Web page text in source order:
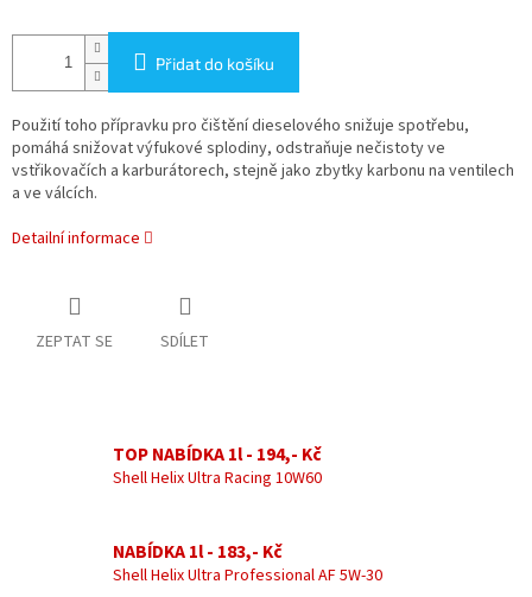
Přidat do košíku
Použití toho přípravku pro čištění dieselového snižuje spotřebu,
pomáhá snižovat výfukové splodiny, odstraňuje nečistoty ve
vstřikovačích a karburátorech, stejně jako zbytky karbonu na ventilech
a ve válcích.
Detailní informace
ZEPTAT SE SDÍLET
TOP NABÍDKA 1l - 194,- Kč
Shell Helix Ultra Racing 10W60
NABÍDKA 1l - 183,- Kč
Shell Helix Ultra Professional AF 5W-30